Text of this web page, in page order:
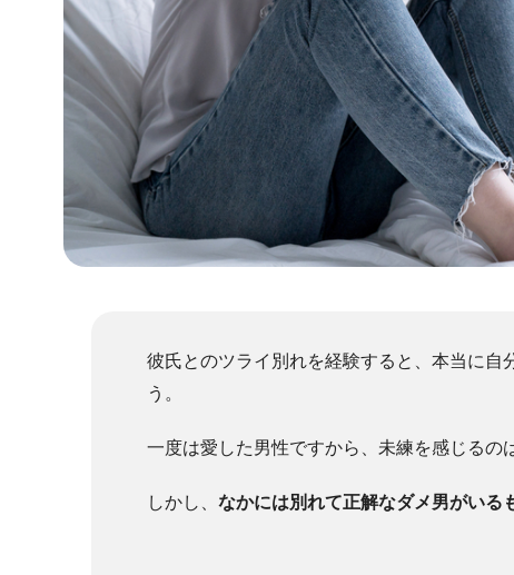
彼氏とのツライ別れを経験すると、本当に自
う。
一度は愛した男性ですから、未練を感じるの
しかし、 なかには別れて正解なダメ男がいる